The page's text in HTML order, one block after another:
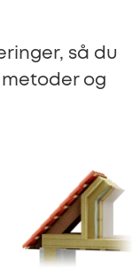
så du
og